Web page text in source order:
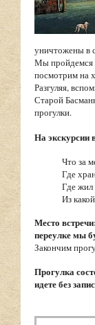
уничтожены в
Мы пройдемся
посмотрим на
Разгуляя,
Старой
прогулки.
На экскурсии
Что за
Где
Где жил
Из
Место
переулке мы
Закончим
Прогулка
идете без